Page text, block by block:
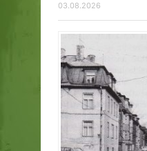
03.08.2026